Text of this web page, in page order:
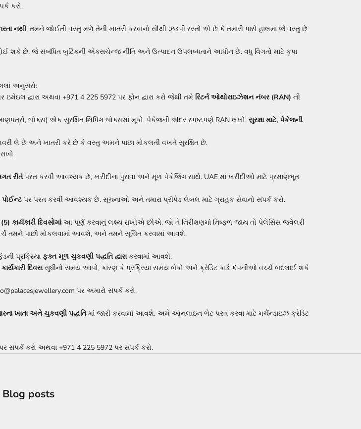
કરો.
નથી. તમને જોઈતી વસ્તુ મળે તેની ખાતરી કરવાનો સૌથી ઝડપી રસ્તો એ છે કે તમારી પાસે હાલમાં જે વસ્તુ છે
શકે છે, જે સંબંધિત બુટિકની એક્સચેન્જ નીતિ અને ઉત્પાદન ઉપલબ્ધતાને આધીન છે. વધુ વિગતો માટે કૃપા
અનુસરો:
દ્વારા અથવા +971 4 225 5972 પર ફોન દ્વારા કરો જેથી તમે રિટર્ન ઓથોરાઇઝેશન નંબર (RAN) ની
બોક્સ) એક સુરક્ષિત શિપિંગ બોક્સમાં મૂકો. પેકેજની અંદર સ્પષ્ટપણે RAN લખો. સુરક્ષા માટે, પેકેજની
લે છે અને ખાતરી કરે છે કે વસ્તુ અમને પાછા મોકલતી વખતે સુરક્ષિત છે.
રીતેપરત કરવી આવશ્યક છે, ખરીદીના પુરાવા અને મૂળ પેકેજિંગ સાથે. UAE માં ખરીદીઓ માટે પ્રમાણભૂત
પર પરત કરવી આવશ્યક છે. સૂચનાઓ અને તમારા પ્રીપેડ લેબલ માટે ગ્રાહક સેવાનો સંપર્ક કરો.
કાર્યકારી દિવસોમાંઆ પૂર્ણ કરવાનું લક્ષ્ય રાખીએ છીએ. જો તે નિરીક્ષણમાં નિષ્ફળ જાય તો પેલેસિસ જ્વેલરી
ખર્ચે તમને પાછી મોકલવામાં આવશે, અને તમને સૂચિત કરવામાં આવશે.
પ્રક્રિયા ફક્ત મૂળ ચુકવણી પદ્ધતિ દ્વારાકરવામાં આવશે.
દિવસસુધીનો સમય આપો, કારણ કે પ્રક્રિયા સમય બેંકો અને ક્રેડિટ કાર્ડ કંપનીઓ વચ્ચે બદલાઈ શકે
પર અમારો સંપર્ક કરો.
ખાતા અને ચુકવણી પદ્ધતિમાં જારી કરવામાં આવશે. અમે ઑનલાઇન ભેટ પરત કરવા માટે મર્ચેન્ડાઇઝ ક્રેડિટ
સંપર્ક કરો અથવા +971 4 225 5972 પર સંપર્ક કરો.
Blog posts